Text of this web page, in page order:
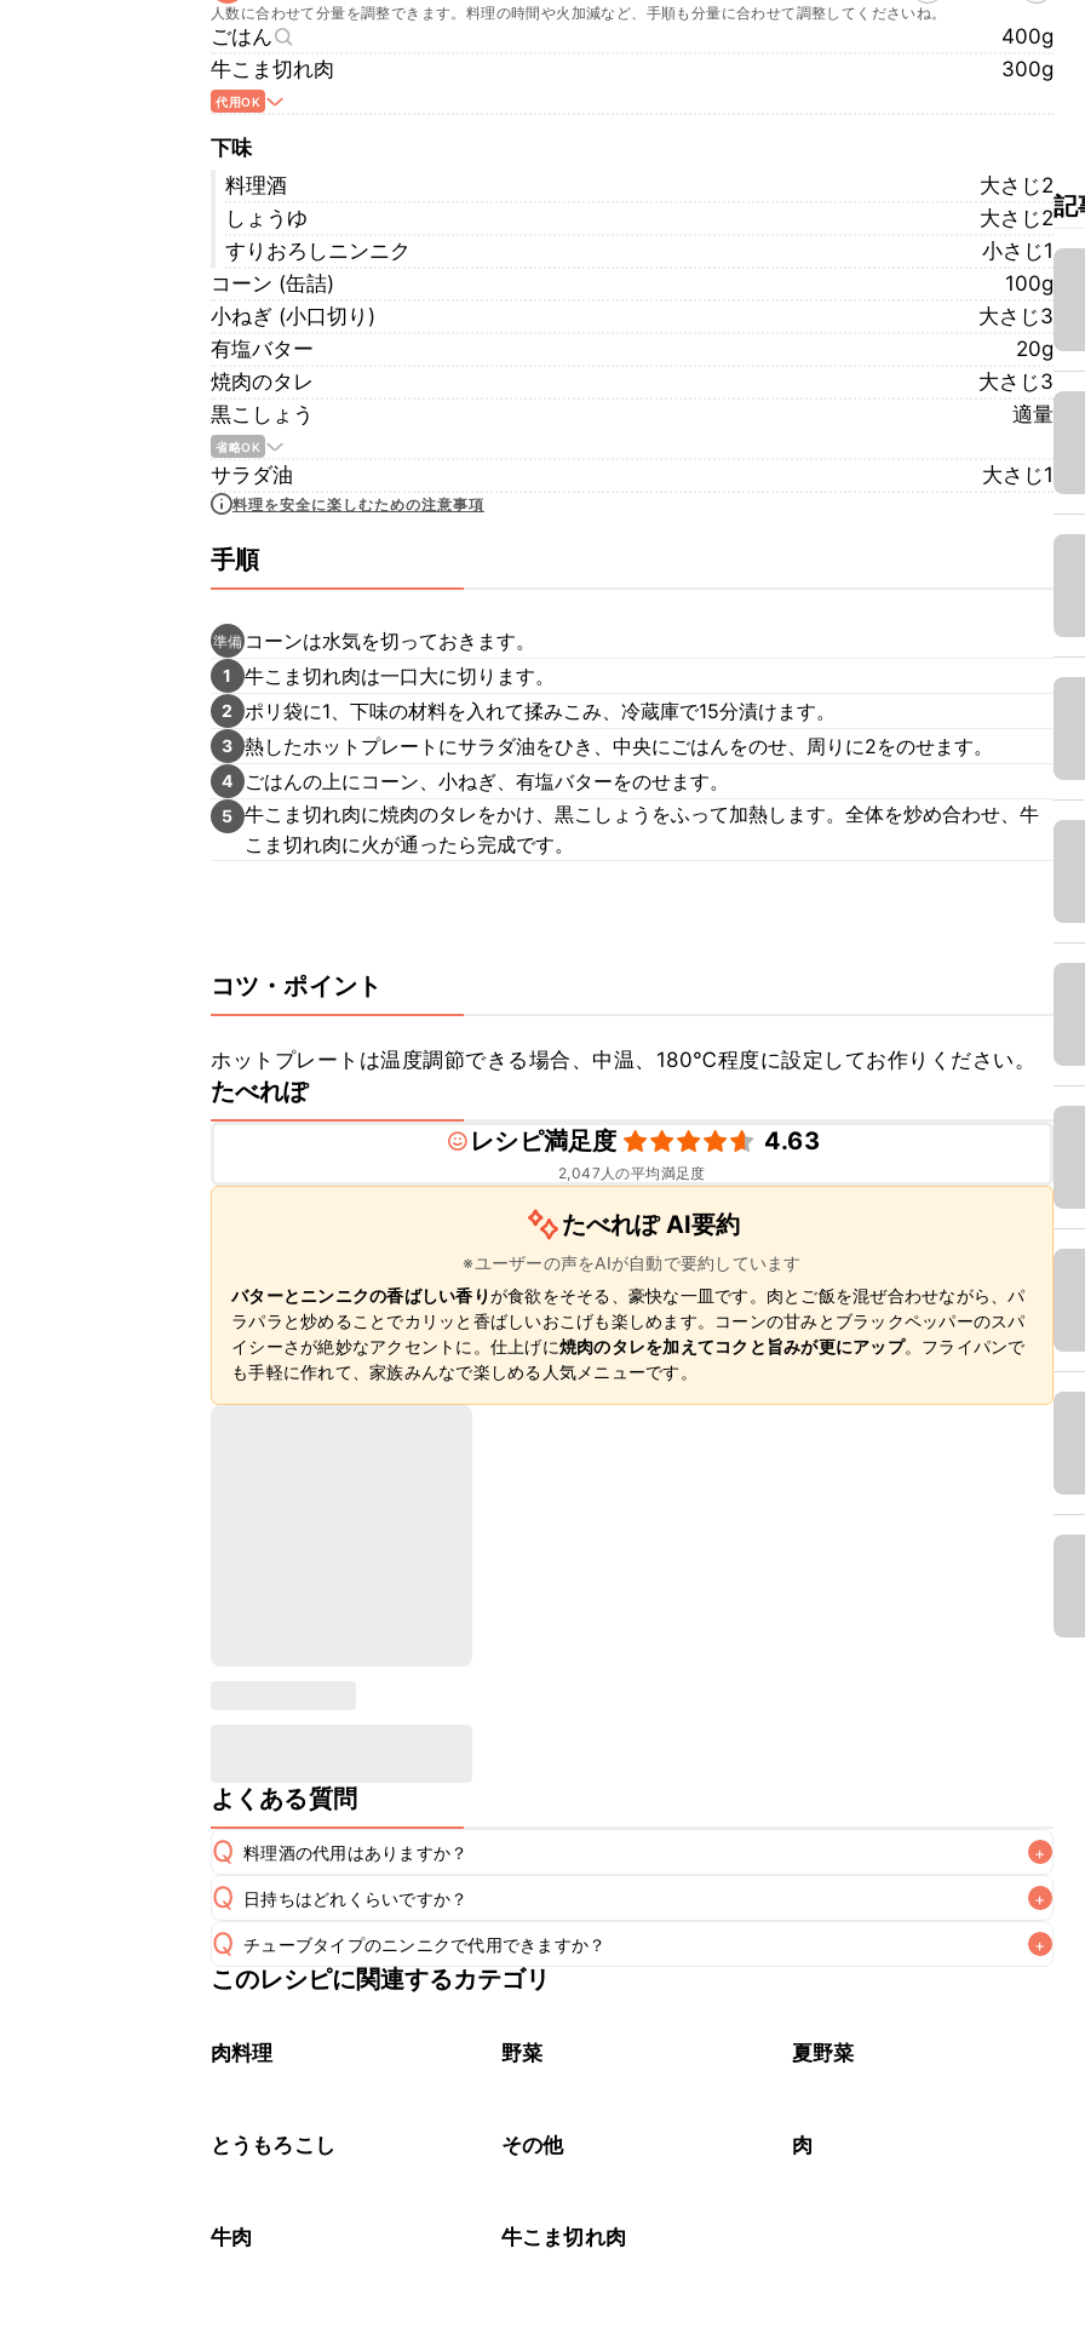
人数に合わせて分量を調整できます。料理の時間や火加減など、手順も分量に合わせて調整してくださいね。
ごはん
400g
牛こま切れ肉
300g
代用OK
下味
料理酒
大さじ2
しょうゆ
大さじ2
すりおろしニンニク
小さじ1
コーン (缶詰)
100g
小ねぎ (小口切り)
大さじ3
有塩バター
20g
焼肉のタレ
大さじ3
黒こしょう
適量
省略OK
サラダ油 大さじ1
料理を安全に楽しむための注意事項
手順
準備 コーンは水気を切っておきます。
1 牛こま切れ肉は一口大に切ります。
2 ポリ袋に1、下味の材料を入れて揉みこみ、冷蔵庫で15分漬けます。
3 熱したホットプレートにサラダ油をひき、中央にごはんをのせ、周りに2をのせます。
4 ごはんの上にコーン、小ねぎ、有塩バターをのせます。
5 牛こま切れ肉に焼肉のタレをかけ、黒こしょうをふって加熱します。全体を炒め合わせ、牛
こま切れ肉に火が通ったら完成です。
コツ・ポイント
ホットプレートは温度調節できる場合、中温、180℃程度に設定してお作りください。
たべれぽ
レシピ満足度
4.63
2,047 人の平均満足度
たべれぽ AI要約
※ユーザーの声をAIが自動で要約しています
バターとニンニクの香ばしい香りが食欲をそそる、豪快な一皿です。肉とご飯を混ぜ合わせながら、パ
ラパラと炒めることでカリッと香ばしいおこげも楽しめます。コーンの甘みとブラックペッパーのスパ
イシーさが絶妙なアクセントに。仕上げに焼肉のタレを加えてコクと旨みが更にアップ。フライパンで
も手軽に作れて、家族みんなで楽しめる人気メニューです。
よくある質問
Q 料理酒の代用はありますか？ +
A
Q 日持ちはどれくらいですか？ +
A
保存期間は冷蔵で当日中が目安です。なるべくお早めにお召し上がりください。
Q チューブタイプのニンニクで代用できますか？ +
チューブタイプのニンニクを使用してもお作りいただけます。小さじ1を目安に加え、お好みの風味
このレシピに関連するカテゴリ
肉料理 野菜 夏野菜
とうもろこし その他 肉
牛肉 牛こま切れ肉
記